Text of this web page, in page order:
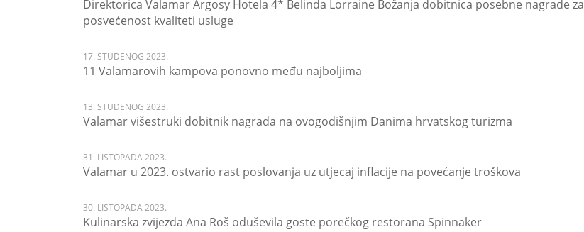
Direktorica Valamar Argosy Hotela 4* Belinda Lorraine Božanja dobitnica posebne nagrade za
posvećenost kvaliteti usluge
17. STUDENOG 2023.
11 Valamarovih kampova ponovno među najboljima
13. STUDENOG 2023.
Valamar višestruki dobitnik nagrada na ovogodišnjim Danima hrvatskog turizma
31. LISTOPADA 2023.
Valamar u 2023. ostvario rast poslovanja uz utjecaj inflacije na povećanje troškova
30. LISTOPADA 2023.
Kulinarska zvijezda Ana Roš oduševila goste porečkog restorana Spinnaker